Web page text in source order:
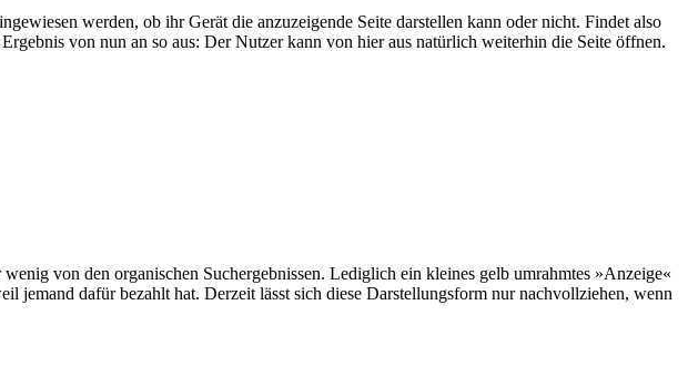
werden, ob ihr Gerät die anzuzeigende Seite darstellen kann oder nicht. Findet also
von nun an so aus: Der Nutzer kann von hier aus natürlich weiterhin die Seite öffnen.
von den organischen Suchergebnissen. Lediglich ein kleines gelb umrahmtes »Anzeige«
jemand dafür bezahlt hat. Derzeit lässt sich diese Darstellungsform nur nachvollziehen, wenn